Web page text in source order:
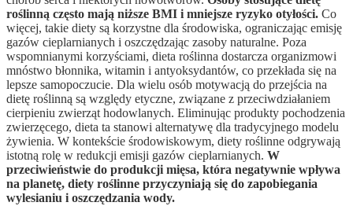
roślinną często mają niższe BMI i mniejsze ryzyko otyłości. Co
więcej, takie diety są korzystne dla środowiska, ograniczając emisję
gazów cieplarnianych i oszczędzając zasoby naturalne. Poza
wspomnianymi korzyściami, dieta roślinna dostarcza organizmowi
mnóstwo błonnika, witamin i antyoksydantów, co przekłada się na
lepsze samopoczucie. Dla wielu osób motywacją do przejścia na
dietę roślinną są względy etyczne, związane z przeciwdziałaniem
cierpieniu zwierząt hodowlanych. Eliminując produkty pochodzenia
zwierzęcego, dieta ta stanowi alternatywę dla tradycyjnego modelu
żywienia. W kontekście środowiskowym, diety roślinne odgrywają
istotną rolę w redukcji emisji gazów cieplarnianych. W
przeciwieństwie do produkcji mięsa, która negatywnie wpływa
na planetę, diety roślinne przyczyniają się do zapobiegania
wylesianiu i oszczędzania wody.